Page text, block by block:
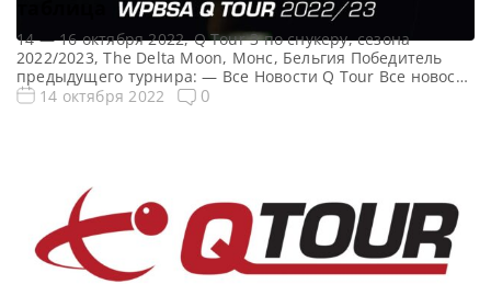
14 — 16 октября 2022, Q Tour 3 по снукеру, сезона
2022/2023, The Delta Moon, Монс, Бельгия Победитель
предыдущего турнира: — Все Новости Q Tour Все новости
и результаты Q Tour 3 (2022/23) Квалификация Q Tour 3
14 октября 2022 0